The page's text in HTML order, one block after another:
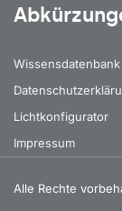
Wissensdatenbank
Lichtkonfigurator
Impressum
Alle Rechte